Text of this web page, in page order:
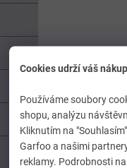
Cookies udrží váš
Používáme soubory
shopu, analýzu
Kliknutím na
Garfoo a našimi
reklamy. Podrobnosti